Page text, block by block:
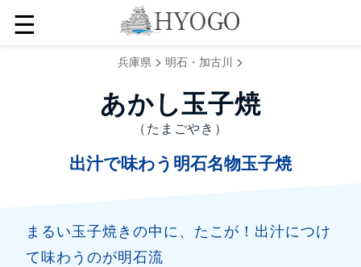
☰
兵庫県 > 明石・加古川 >
あかし玉子焼
（たまごやき）
出汁で味わう明石名物玉子焼
まるい玉子焼きの中に、たこが！出汁につけ
て味わうのが明石流